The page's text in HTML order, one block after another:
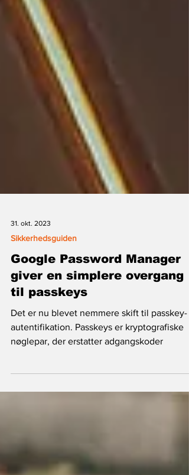
31. okt. 2023
Sikkerhedsguiden
Google Password Manager
giver en simplere overgang
til passkeys
Det er nu blevet nemmere skift til passkey-
nøglepar, der erstatter adgangskoder